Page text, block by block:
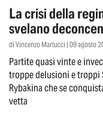
La crisi della
svelano
a rischio
di Vincenzo Martucci | 09 agosto
Partite quasi vinte e
troppe delusioni e troppi
Rybakina che se
vetta